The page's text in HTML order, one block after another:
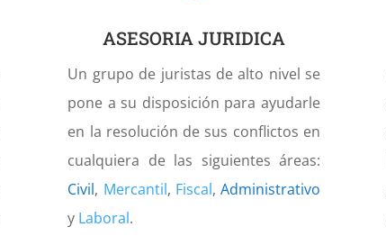
ASESORIA JURIDICA
Un grupo de juristas de alto nivel se
pone a su disposición para ayudarle
en la resolución de sus conflictos en
cualquiera de las siguientes áreas:
Civil, Mercantil, Fiscal,Administrativo
y Laboral.